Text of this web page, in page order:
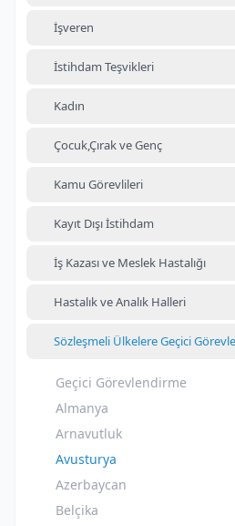
İşveren
İstihdam Teşvikleri
Kadın
Çocuk,Çırak ve Genç
Kamu Görevlileri
Kayıt Dışı İstihdam
İş Kazası ve Meslek Hastalığı
Hastalık ve Analık Halleri
Sözleşmeli Ülkelere Geçici
Geçici Görevlendirme
Almanya
Arnavutluk
Avusturya
Azerbaycan
Belçika